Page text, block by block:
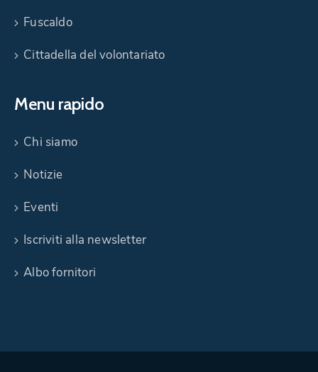
Fuscaldo
Cittadella del volontariato
Menu rapido
Chi siamo
Notizie
Eventi
Iscriviti alla newsletter
Albo fornitori